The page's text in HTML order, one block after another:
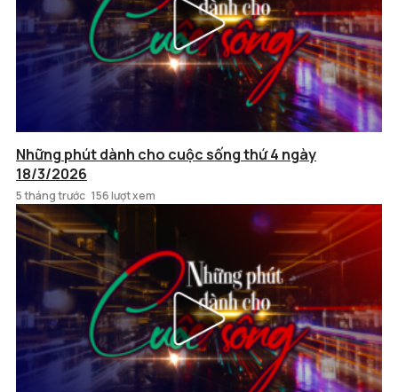
Những phút dành cho cuộc sống thứ 4 ngày
18/3/2026
5 tháng trước 156 lượt xem